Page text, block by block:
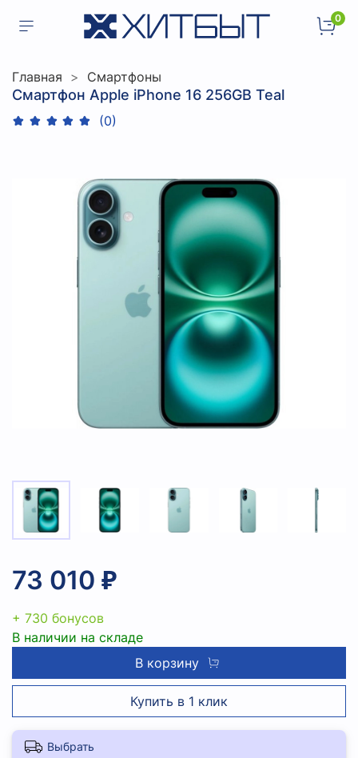
0
Главная Смартфоны
Смартфон Apple iPhone 16 256GB Teal
(0)
73 010 ₽
+ 730 бонусов
В наличии на складе
В корзину
Купить в 1 клик
Выбрать